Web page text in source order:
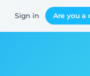
Sign in Are you a